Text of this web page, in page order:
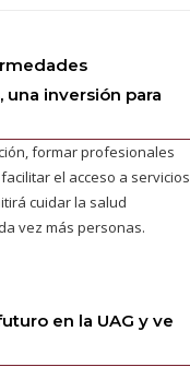
una inversión para
formar profesionales
el acceso a servicios
cuidar la salud
vez más personas.
en la UAG y ve